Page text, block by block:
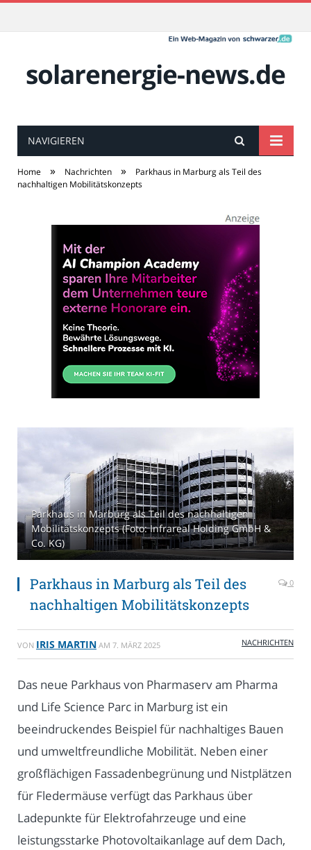
solarenergie-news.de
NAVIGIEREN
Home » Nachrichten »
Parkhaus in Marburg als Teil des
nachhaltigen Mobilitätskonzepts
Parkhaus in Marburg als Teil des nachhaltigen
Mobilitätskonzepts (Foto: Infrareal Holding GmbH &
Co. KG)
Parkhaus in Marburg als Teil des
nachhaltigen Mobilitätskonzepts
0
VON IRIS MARTIN AM 7. MÄRZ 2025 NACHRICHTEN
Das neue Parkhaus von Pharmaserv am Pharma
und Life Science Parc in Marburg ist ein
beeindruckendes Beispiel für nachhaltiges Bauen
und umweltfreundliche Mobilität. Neben einer
großflächigen Fassadenbegrünung und Nistplätzen
für Fledermäuse verfügt das Parkhaus über
Ladepunkte für Elektrofahrzeuge und eine
leistungsstarke Photovoltaikanlage auf dem Dach,